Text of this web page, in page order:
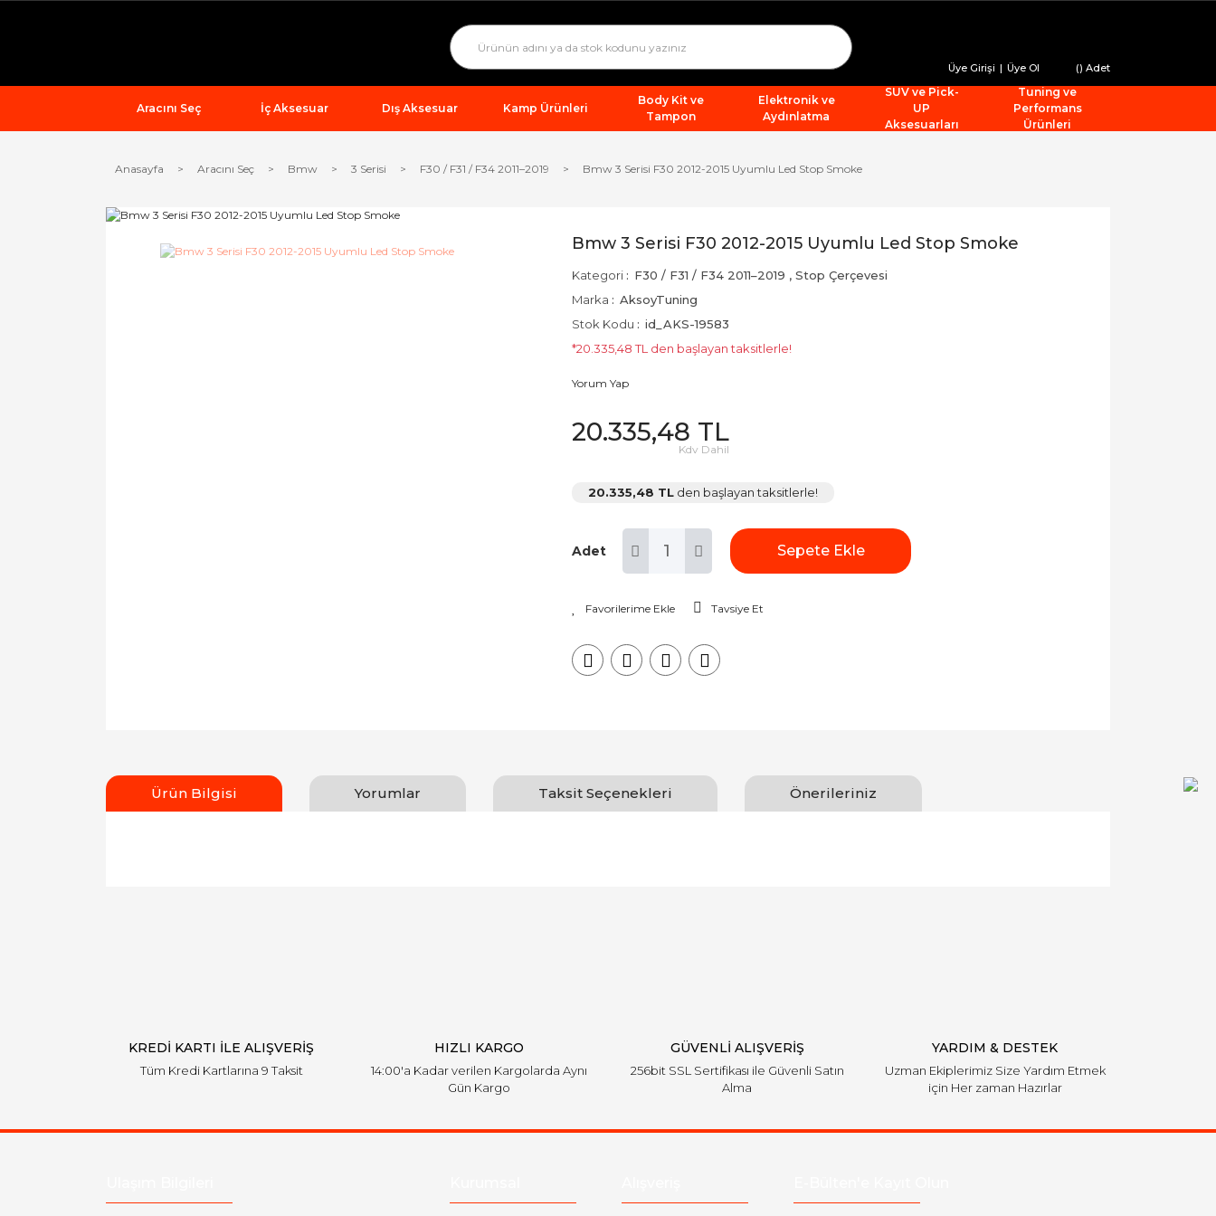
Üye Girişi | Üye Ol () Adet
Aracını Seç İç Aksesuar Dış Aksesuar Kamp Ürünleri
Body Kit ve
Tampon
Elektronik ve
Aydınlatma
SUV ve Pick-
UP
Aksesuarları
Tuning ve
Performans
Ürünleri
Anasayfa Aracını Seç Bmw 3 Serisi F30 / F31 / F34 2011–2019 Bmw 3 Serisi F30 2012-2015 Uyumlu Led Stop Smoke
Bmw 3 Serisi F30 2012-2015 Uyumlu Led Stop Smoke
Kategori F30 / F31 / F34 2011–2019 , Stop Çerçevesi
Marka
AksoyTuning
Stok Kodu
id_AKS-19583
*20.335,48 TL den başlayan taksitlerle!
Yorum Yap
20.335,48 TL
Kdv Dahil
20.335,48 TL den başlayan taksitlerle!
Adet Sepete Ekle
Tavsiye Et
Ürün Bilgisi Yorumlar Taksit Seçenekleri Önerileriniz
KREDİ KARTI İLE ALIŞVERİŞ
Tüm Kredi Kartlarına 9 Taksit
HIZLI KARGO
14:00'a Kadar verilen Kargolarda Aynı
Gün Kargo
GÜVENLİ ALIŞVERİŞ
256bit SSL Sertifikası ile Güvenli Satın
Alma
YARDIM & DESTEK
Uzman Ekiplerimiz Size Yardım Etmek
için Her zaman Hazırlar